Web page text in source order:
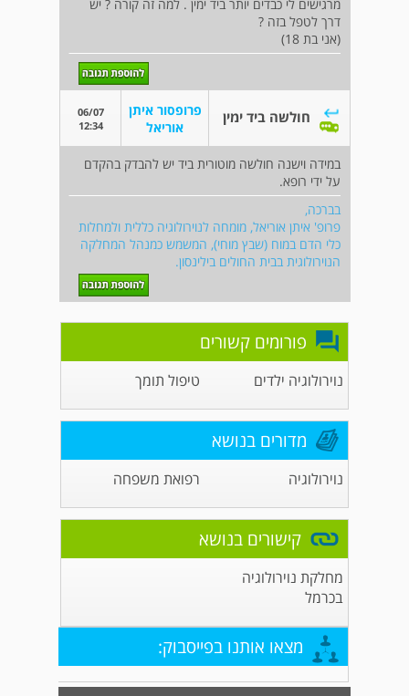
מרגישים לי כבדים יותר ביד ימין . למה זה קורה ? יש
דרך לטפל בזה ?
(אני בת 18)
חולשה ביד ימין
פרופסור איתן
אוריאל
06/07
12:34
במידה וישנה חולשה מוטורית ביד יש להבדק בהקדם
על ידי רופא.
בברכה,
פרופ' איתן אוריאל, מומחה לנוירולוגיה כללית ולמחלות
כלי הדם במוח (שבץ מוחי), המשמש כמנהל המחלקה
הנוירולוגית בבית החולים בילינסון.
פורומים קשורים
נוירולוגיה ילדים טיפול תומך
מדורים בנושא
נוירולוגיה רפואת משפחה
קישורים בנושא
מחלקת נוירולוגיה
בכרמל
מצאו אותנו בפייסבוק: